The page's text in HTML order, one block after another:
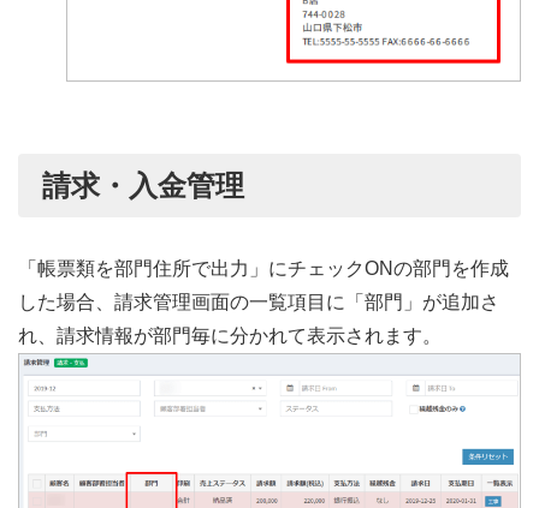
請求・入金管理
「帳票類を部門住所で出力」にチェックONの部門を作成
した場合、請求管理画面の一覧項目に「部門」が追加さ
れ、請求情報が部門毎に分かれて表示されます。